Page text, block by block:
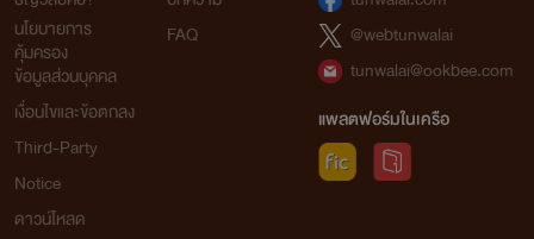
นโยบายการ
คุ้มครอง
ข้อมูลส่วนบุคคล
เงื่อนไขและข้อตกลง
Third-Party
Notice
ดาวน์โหลด
FAQ
@webtunwalai
tunwalai@ookbee.com
แพลตฟอร์มในเครือ